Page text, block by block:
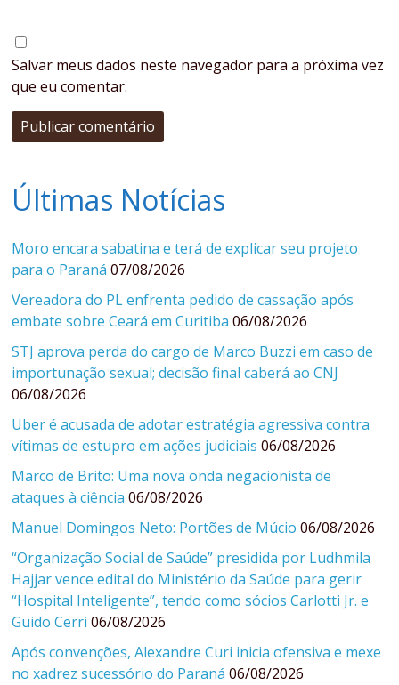
Salvar meus dados neste navegador para a próxima vez
que eu comentar.
Últimas Notícias
Moro encara sabatina e terá de explicar seu projeto
para o Paraná 07/08/2026
Vereadora do PL enfrenta pedido de cassação após
embate sobre Ceará em Curitiba 06/08/2026
STJ aprova perda do cargo de Marco Buzzi em caso de
importunação sexual; decisão final caberá ao CNJ
06/08/2026
Uber é acusada de adotar estratégia agressiva contra
vítimas de estupro em ações judiciais 06/08/2026
Marco de Brito: Uma nova onda negacionista de
ataques à ciência 06/08/2026
Manuel Domingos Neto: Portões de Múcio 06/08/2026
“Organização Social de Saúde” presidida por Ludhmila
Hajjar vence edital do Ministério da Saúde para gerir
“Hospital Inteligente”, tendo como sócios Carlotti Jr. e
Guido Cerri 06/08/2026
Após convenções, Alexandre Curi inicia ofensiva e mexe
no xadrez sucessório do Paraná 06/08/2026